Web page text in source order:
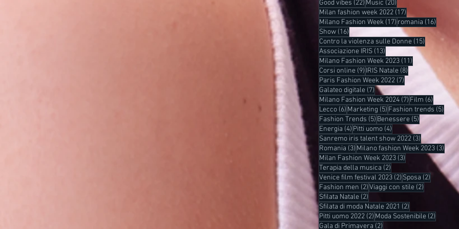
Good vibes (22) 22 post
Music (20)
Milan fashion week 2022 (17)
Milano Fashion Week (17) 17 post
romania (16)
Show (16)
Contro la violenza sulle Donne (15) 15 post
Associazione IRIS (13)
Milano Fashion Week 2023 (11) 11 post
Corsi online (9) 9 post
IRIS Natale (8)
Paris Fashion Week 2022 (7)
Galateo digitale (7)7 post
Milano Fashion Week 2024 (7) 7 post
Film (6)
Lecco (6) 6 post
Marketing (5) 5 post
Fashion trends (5) 5
Fashion Trends (5) 5 post
Benessere (5)
Energia (4) 4 post
Pitti uomo (4) 4 post
Sanremo iris talent show 2022 (3)3 post
Romania (3) 3 post
Milano fashion Week 2023 (3)3
Milan Fashion Week 2023 (3)
Terapia della musica (2)
Venice film festival 2023 (2) 2 post
Sposa (2) 2 post
Fashion men (2)2 post
Viaggi con stile (2)
Sfilata Natale (2)
Sfilata di moda Natale 2021 (2)
Pitti uomo 2022 (2) 2 post
Moda Sostenibile (2)
Gala di Primavera (2)